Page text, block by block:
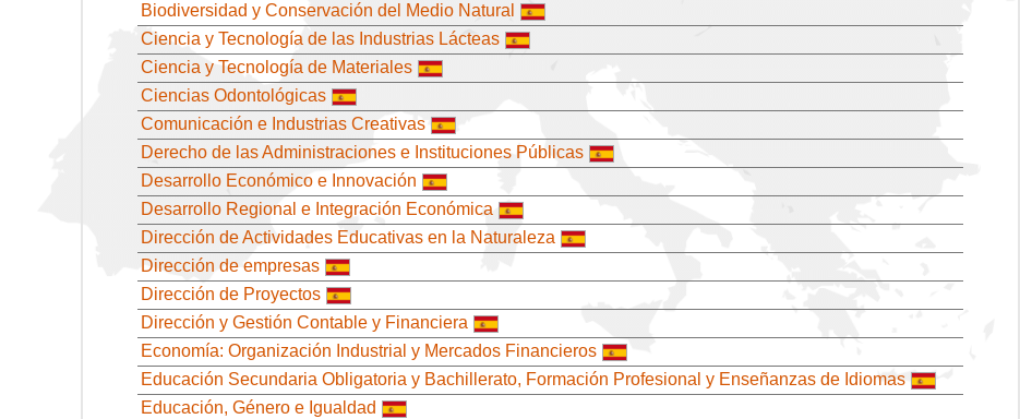
Biodiversidad y Conservación del Medio Natural
Ciencia y Tecnología de las Industrias Lácteas
Ciencia y Tecnología de Materiales
Ciencias Odontológicas
Comunicación e Industrias Creativas
Derecho de las Administraciones e Instituciones Públicas
Desarrollo Económico e Innovación
Desarrollo Regional e Integración Económica
Dirección de Actividades Educativas en la Naturaleza
Dirección de empresas
Dirección de Proyectos
Dirección y Gestión Contable y Financiera
Economía: Organización Industrial y Mercados Financieros
Educación Secundaria Obligatoria y Bachillerato, Formación Profesional y Enseñanzas de Idiomas
Educación, Género e Igualdad